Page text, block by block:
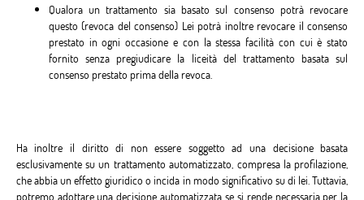
Qualora un trattamento sia basato sul consenso potrà revocare
questo (revoca del consenso) Lei potrà inoltre revocare il consenso
prestato in ogni occasione e con la stessa facilità con cui è stato
fornito senza pregiudicare la liceità del trattamento basata sul
consenso prestato prima della revoca.
Ha inoltre il diritto di non essere soggetto ad una decisione basata
esclusivamente su un trattamento automatizzato, compresa la profilazione,
che abbia un effetto giuridico o incida in modo significativo su di lei. Tuttavia,
potremo adottare una decisione automatizzata se si rende necessaria per la